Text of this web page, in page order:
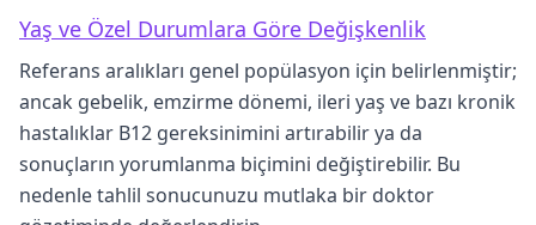
Yaş ve Özel Durumlara Göre Değişkenlik
Referans aralıkları genel popülasyon için belirlenmiştir;
ancak gebelik, emzirme dönemi, ileri yaş ve bazı kronik
hastalıklar B12 gereksinimini artırabilir ya da
sonuçların yorumlanma biçimini değiştirebilir. Bu
nedenle tahlil sonucunuzu mutlaka bir doktor